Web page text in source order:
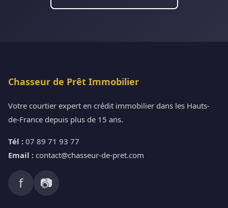
Chasseur de Prêt Immobilier
Votre courtier expert en crédit immobilier dans les Hauts-
de-France depuis plus de 15 ans.
Tél : 07 89 71 93 77
Email : contact@chasseur-de-pret.com
f 📷